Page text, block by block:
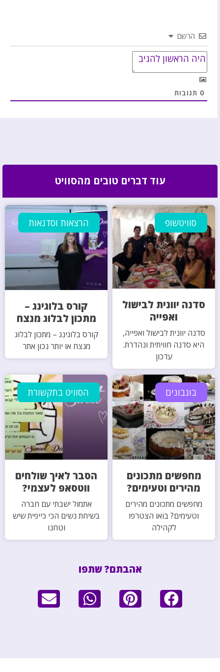
הרשם
0 תגובות
עוד דברים טובים מהסוויט
סוויטשופ
סדנה יוונית לבישול
ואפייה
סדנה יוונית לבישול ואפייה,
היא סדנה חוויתית ונהדרת.
עדכון
הרצאות וסדנאות
קורס בלוגינג –
מתכון לבלוג מנצח
קורס בלוגינג – מתכון לבלוג
מנצח או יותר נכון אתר
בונבונים
מחפשים מתכונים
מהירים וטעימים?
מחפשים מתכונים מהירים
וטעימים? בואו הצטרפו
לקהילה
הסוויט בתקשורת
הסבר לאיך שולחים
ווטסאפ לעצמי?
אתמול ישבתי עם חברה
בשיחת נשים הכי כייפית שיש
וטחנו
אהבתם? שתפו